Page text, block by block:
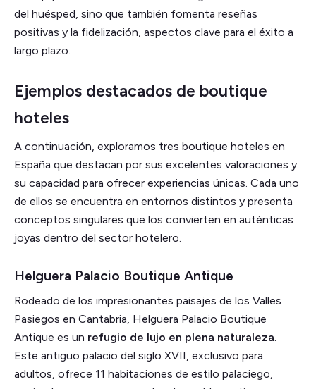
del huésped, sino que también fomenta reseñas
positivas y la fidelización, aspectos clave para el éxito a
largo plazo.
Ejemplos destacados de boutique
hoteles
A continuación, exploramos tres boutique hoteles en
España que destacan por sus excelentes valoraciones y
su capacidad para ofrecer experiencias únicas. Cada uno
de ellos se encuentra en entornos distintos y presenta
conceptos singulares que los convierten en auténticas
joyas dentro del sector hotelero.
Helguera Palacio Boutique Antique
Rodeado de los impresionantes paisajes de los Valles
Pasiegos en Cantabria, Helguera Palacio Boutique
Antique es un refugio de lujo en plena naturaleza.
Este antiguo palacio del siglo XVII, exclusivo para
adultos, ofrece 11 habitaciones de estilo palaciego,